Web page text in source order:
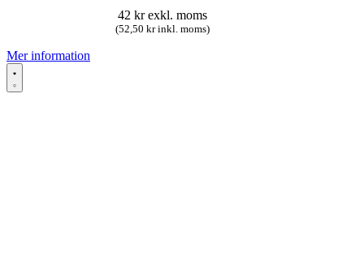
42 kr exkl. moms
(52,50 kr inkl. moms)
Mer information